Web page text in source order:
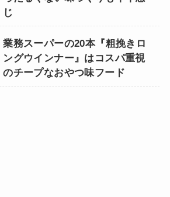
じ
業務スーパーの20本『粗挽きロ
ングウインナー』はコスパ重視
のチープなおやつ味フード